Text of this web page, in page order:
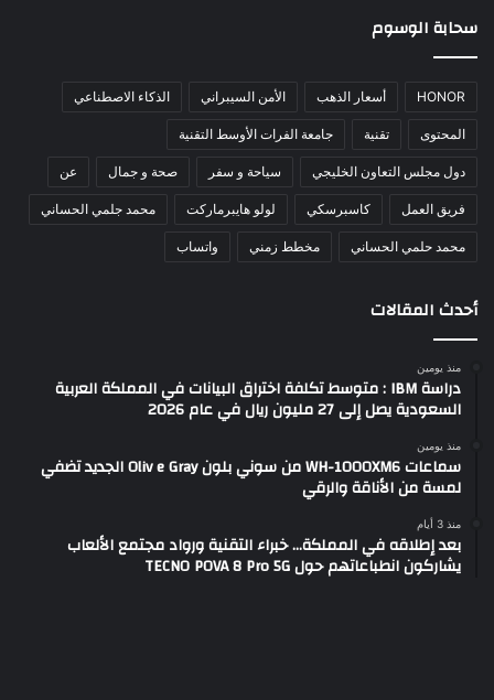
سحابة الوسوم
HONOR أسعار الذهب الأمن السيبراني الذكاء الاصطناعي
المحتوى تقنية جامعة الفرات الأوسط التقنية
دول مجلس التعاون الخليجي سياحة و سفر صحة و جمال عن
فريق العمل كاسبرسكي لولو هايبرماركت محمد جلمي الحساني
محمد حلمي الحساني مخطط زمني واتساب
أحدث المقالات
منذ يومين
دراسة IBM : متوسط تكلفة اختراق البيانات في المملكة العربية
السعودية يصل إلى 27 مليون ريال في عام 2026
منذ يومين
سماعات WH-1000XM6 من سوني بلون Oliv e Gray الجديد تضفي
لمسة من الأناقة والرقي
منذ 3 أيام
بعد إطلاقه في المملكة… خبراء التقنية ورواد مجتمع الألعاب
يشاركون انطباعاتهم حول TECNO POVA 8 Pro 5G